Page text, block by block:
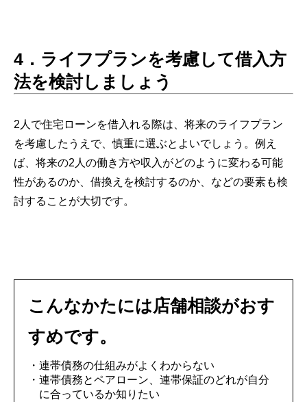
4．ライフプランを考慮して借入方
法を検討しましょう
2人で住宅ローンを借入れる際は、将来のライフプラン
を考慮したうえで、慎重に選ぶとよいでしょう。例え
ば、将来の2人の働き方や収入がどのように変わる可能
性があるのか、借換えを検討するのか、などの要素も検
討することが大切です。
こんなかたには店舗相談がおす
すめです。
・連帯債務の仕組みがよくわからない
・連帯債務とペアローン、連帯保証のどれが自分
に合っているか知りたい